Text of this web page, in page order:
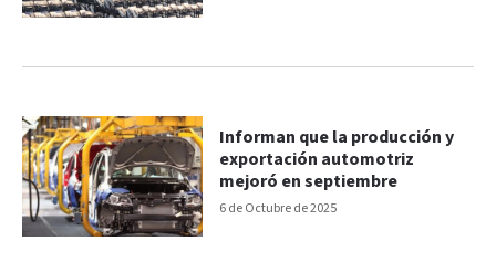
6 de Octubre de 2025
Informan que la producción y
exportación automotriz
mejoró en septiembre